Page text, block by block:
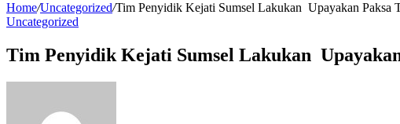
Home/Uncategorized/Tim Penyidik Kejati Sumsel Lakukan Upayakan Paksa
Uncategorized
Tim Penyidik Kejati Sumsel Lakukan